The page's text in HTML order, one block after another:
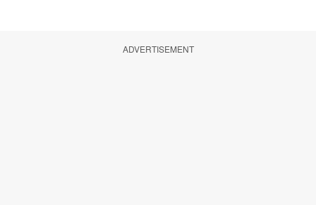
ADVERTISEMENT